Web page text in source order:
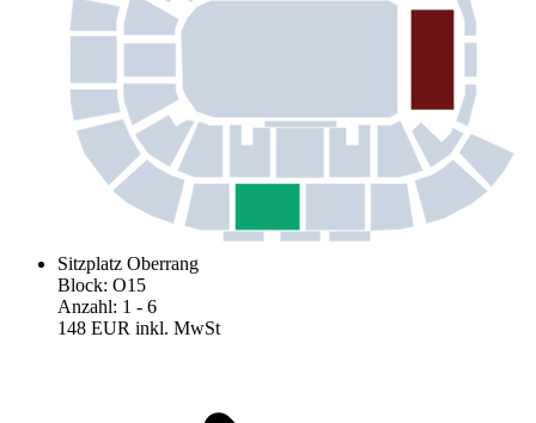
Sitzplatz Oberrang
Block: O15
Anzahl: 1 - 6
148 EUR inkl. MwSt